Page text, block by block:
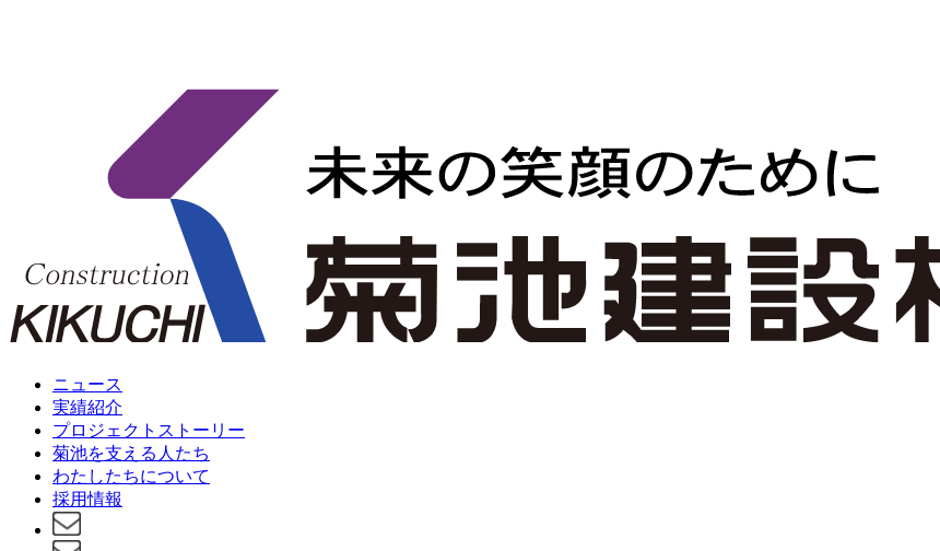
ニュース
実績紹介
プロジェクトストーリー
菊池を支える人たち
わたしたちについて
採用情報